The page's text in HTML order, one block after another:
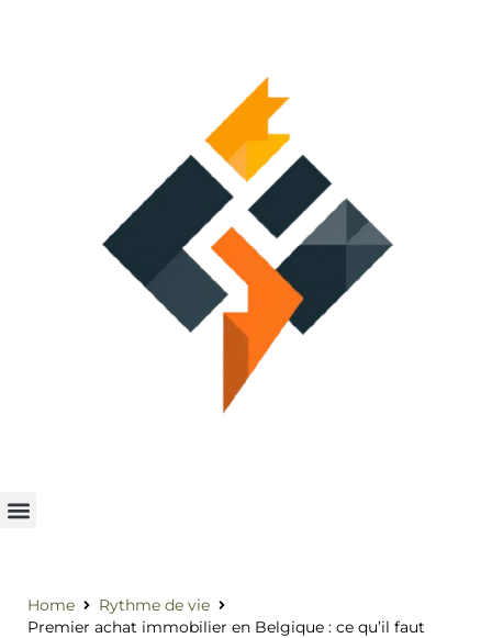
Home
Rythme de vie
Premier achat immobilier en Belgique : ce qu’il faut